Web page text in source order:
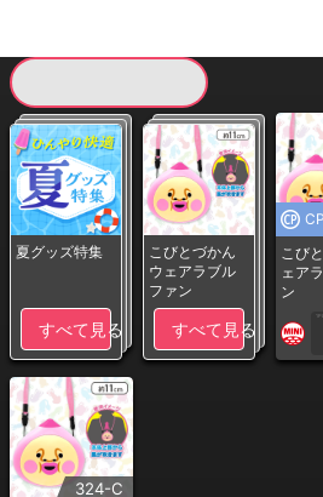
夏グッズ特集
すべて見る
こびとづかん
ウェアラブル
ファン
すべて見る
こび
ェア
ン
324-C